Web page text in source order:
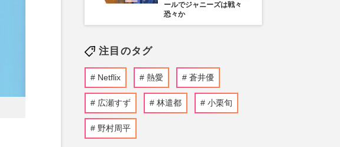
ールでジャニーズは戦々
恐々か
注目のタグ
Netflix 熱愛 蒼井優
広瀬すず 林遣都 小栗旬
野村周平